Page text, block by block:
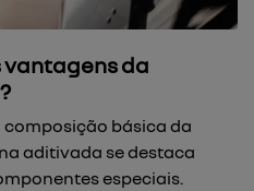
vantagens da
básica da
aditivada se destaca
especiais.